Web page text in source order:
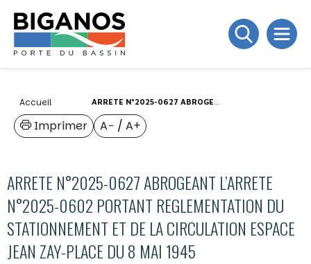
Accueil ARRETE N°2025-0627 ABROGEANT L’ARRETE N°2025-0602 PORTANT REGLEMENTATION DU STATIONNEMENT ET DE LA CIRCULATION ESPACE JEAN ZAY-PLACE DU 8 MAI 1945
A− / A+
Imprimer
ARRETE N°2025-0627 ABROGEANT L’ARRETE
N°2025-0602 PORTANT REGLEMENTATION DU
STATIONNEMENT ET DE LA CIRCULATION ESPACE
JEAN ZAY-PLACE DU 8 MAI 1945